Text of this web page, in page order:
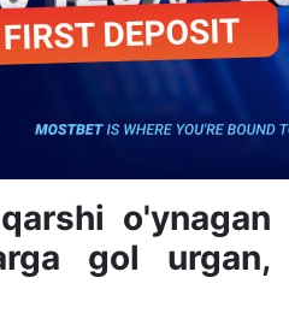
o'ynagan
gol urgan,